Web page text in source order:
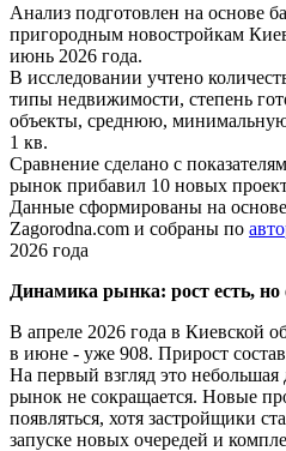
Анализ подготовлен на основе
пригородным новостройкам
июнь 2026 года.
В исследовании учтено
типы недвижимости, степень
объекты, среднюю,
1 кв.
Сравнение сделано с
рынок прибавил 10 новых
Данные сформированы на
Zagorodna.com и собраны по
2026 года
Динамика рынка: рост есть, но
В апреле 2026 года в Киевской
в июне - уже 908. Прирост
На первый взгляд это
рынок не сокращается. Новые
появляться, хотя застройщики
запуске новых очередей и